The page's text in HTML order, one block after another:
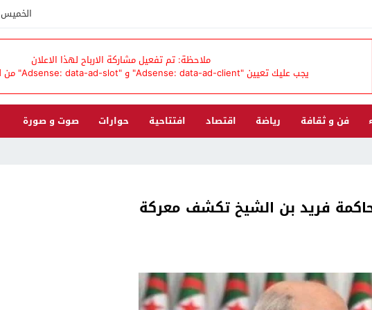
الخميس 6 أغسطس 2026 - 11:01 صباحًا
ملاحظة: تم تفعيل مشاركة الارباح لهذا الاعلان
يجب عليك تعيين "Adsense: data-ad-client" و "Adsense: data-ad-slot" من لوحة تحكم القالب
فن و ثقافة رياضة اقتصاد افتتاحية حوارات
صوت و صورة
_
فريد بن الشيخ تكشف معركة